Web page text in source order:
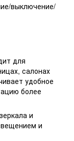
выключение/
для
салонах
удобное
более
и
и